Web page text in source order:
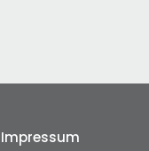
Impressum